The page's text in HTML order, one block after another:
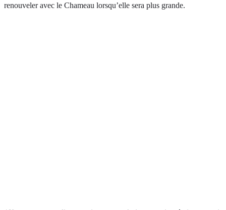
renouveler avec le Chameau lorsqu’elle sera plus grande.